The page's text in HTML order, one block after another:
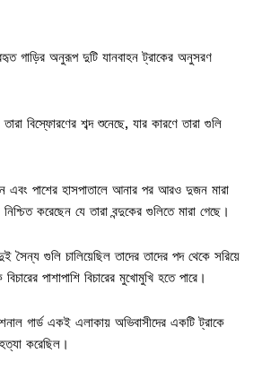
গাড়ির অনুরূপ দুটি যানবাহন ট্রাকের অনুসরণ
তারা বিস্ফোরণের শব্দ শুনেছে, যার কারণে তারা গুলি
এবং পাশের হাসপাতালে আনার পর আরও দুজন মারা
করেছেন যে তারা বন্দুকের গুলিতে মারা গেছে।
সৈন্য গুলি চালিয়েছিল তাদের তাদের পদ থেকে সরিয়ে
পাশাপাশি বিচারের মুখোমুখি হতে পারে।
গার্ড একই এলাকায় অভিবাসীদের একটি ট্রাকে
করেছিল।